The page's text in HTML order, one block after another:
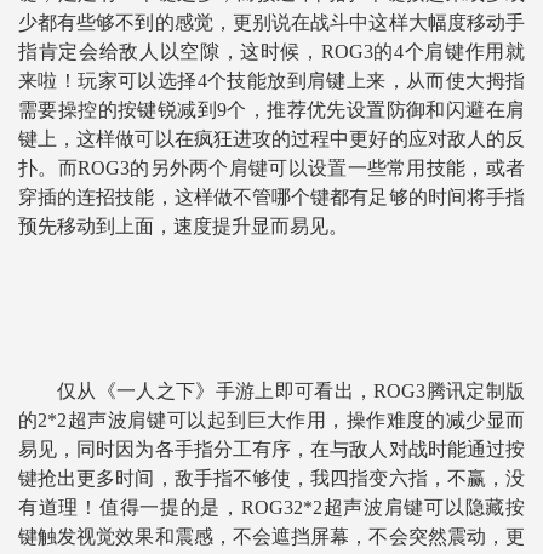
少都有些够不到的感觉，更别说在战斗中这样大幅度移动手
指肯定会给敌人以空隙，这时候，ROG3的4个肩键作用就
来啦！玩家可以选择4个技能放到肩键上来，从而使大拇指
需要操控的按键锐减到9个，推荐优先设置防御和闪避在肩
键上，这样做可以在疯狂进攻的过程中更好的应对敌人的反
扑。而ROG3的另外两个肩键可以设置一些常用技能，或者
穿插的连招技能，这样做不管哪个键都有足够的时间将手指
预先移动到上面，速度提升显而易见。
仅从《一人之下》手游上即可看出，ROG3腾讯定制版
的2*2超声波肩键可以起到巨大作用，操作难度的减少显而
易见，同时因为各手指分工有序，在与敌人对战时能通过按
键抢出更多时间，敌手指不够使，我四指变六指，不赢，没
有道理！值得一提的是，ROG32*2超声波肩键可以隐藏按
键触发视觉效果和震感，不会遮挡屏幕，不会突然震动，更